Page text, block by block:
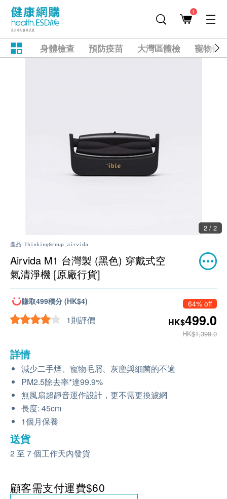
1
身體檢查 預防疫苗 大灣區體檢 寵物健
2 / 2
產品: ThinkingGroup_airvida
Airvida M1 台灣製 (黑色) 穿戴式空
氣清淨機 [原廠行貨]
賺取499積分 (HK$4)
1則評價
64% off
HK$499.0
HK$1,399.0
詳情
減少二手煙、寵物毛屑、灰塵與細菌的不適
PM2.5除去率*達99.9%
無風扇超靜音運作設計，更不需更換濾網
長度: 45cm
1個月保養
送貨
2 至 7 個工作天內發貨
顧客需支付運費$60